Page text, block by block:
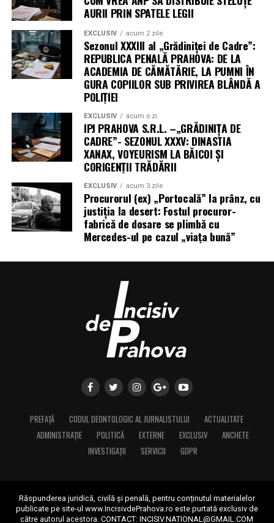
AURII PRIN SPATELE LEGII
EXCLUSIV acum 2 zile
Sezonul XXXIII al „Grădiniței de Cadre”:
REPUBLICA PENALĂ PRAHOVA: DE LA
ACADEMIA DE CĂMĂTĂRIE, LA PUMNI ÎN
GURA COPIILOR SUB PRIVIREA BLÂNDĂ A
POLIȚIEI
EXCLUSIV acum o zi
IPJ PRAHOVA S.R.L. –„GRĂDINIȚA DE
CADRE”- SEZONUL XXXV: DINASTIA
XANAX, VOYEURISM LA BĂICOI ȘI
CORIGENȚII TRĂDĂRII
EXCLUSIV acum 3 zile
Procurorul (ex) „Portocală” la prânz, cu
justiția la desert: Fostul procuror-
fabrică de dosare se plimbă cu
Mercedes-ul pe cazul „viața bună”
PREFAȚĂ CODUL DEONTOLOGIC AL JURNALISTULUI
ACTUALITATE
ADMINISTRAȚIE
POLITICĂ EXTERNE EXCLUSIV
ANCHETE
INVESTIGAȚII
SERVICII GDPR
Răspunderea juridică, civilă și penală, pentru conținutul materialelor
publicate pe site-ul www.IncisivdePrahova.ro este purtată exclusiv de
către autorul acestora.CONTACT: INCISIV.NATIONAL@GMAIL.COM